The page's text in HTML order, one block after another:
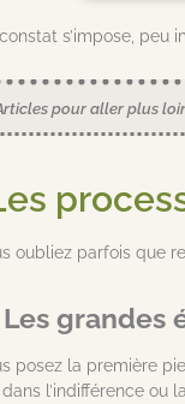
s’impose, peu
pour aller plus
oubliez parfois que
Les grandes
posez la première
l’indifférence ou